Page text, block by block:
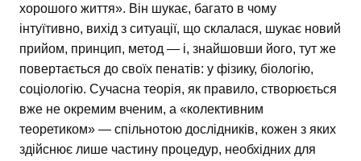
хорошого життя». Він шукає, багато в чому
інтуїтивно, вихід з ситуації, що склалася, шукає новий
прийом, принцип, метод — і, знайшовши його, тут же
повертається до своїх пенатів: у фізику, біологію,
соціологію. Сучасна теорія, як правило, створюється
вже не окремим вченим, а «колективним
теоретиком» — спільнотою дослідників, кожен з яких
здійснює лише частину процедур, необхідних для